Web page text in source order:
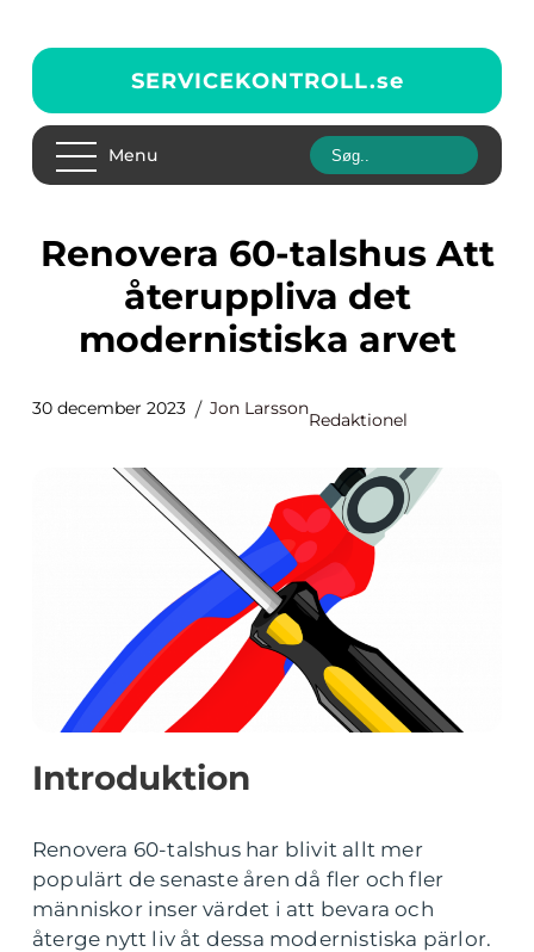
SERVICEKONTROLL.se
Menu
Renovera 60-talshus Att
återuppliva det
modernistiska arvet
30 december 2023 Jon Larsson
Redaktionel
Introduktion
Renovera 60-talshus har blivit allt mer
populärt de senaste åren då fler och fler
människor inser värdet i att bevara och
återge nytt liv åt dessa modernistiska pärlor.